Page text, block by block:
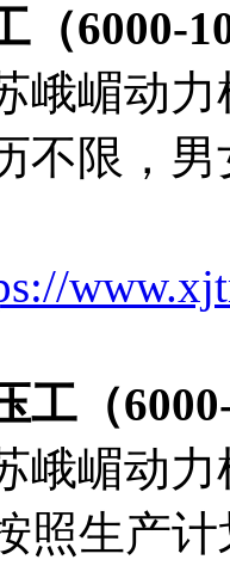
（6000-
峨嵋动
不限，
工（
峨嵋动
照生产